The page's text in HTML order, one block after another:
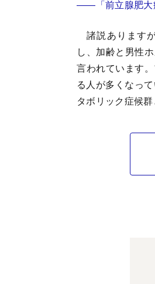
――「前立腺肥大
諸説あります
し、加齢と男性
言われています
る人が多くなっ
タボリック症候